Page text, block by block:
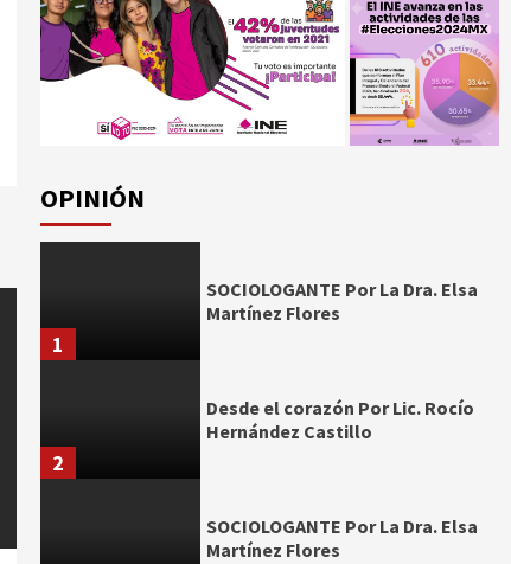
OPINIÓN
1
SOCIOLOGANTE Por La Dra. Elsa
Martínez Flores
2
Desde el corazón Por Lic. Rocío
Hernández Castillo
SOCIOLOGANTE Por La Dra. Elsa
Martínez Flores